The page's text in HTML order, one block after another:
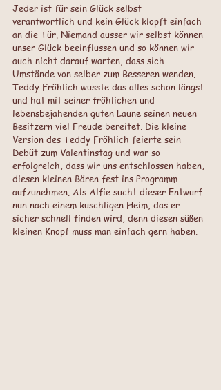
Jeder ist für sein Glück selbst
verantwortlich und kein Glück klopft einfach
an die Tür. Niemand ausser wir selbst können
unser Glück beeinflussen und so können wir
auch nicht darauf warten, dass sich
Umstände von selber zum Besseren wenden.
Teddy Fröhlich wusste das alles schon längst
und hat mit seiner fröhlichen und
lebensbejahenden guten Laune seinen neuen
Besitzern viel Freude bereitet. Die kleine
Version des Teddy Fröhlich feierte sein
Debüt zum Valentinstag und war so
erfolgreich, dass wir uns entschlossen haben,
diesen kleinen Bären fest ins Programm
aufzunehmen. Als Alfie sucht dieser Entwurf
nun nach einem kuschligen Heim, das er
sicher schnell finden wird, denn diesen süßen
kleinen Knopf muss man einfach gern haben.